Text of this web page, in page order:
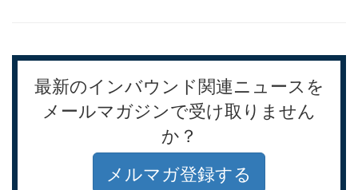
最新のインバウンド関連ニュースを
メールマガジンで受け取りません
か？
メルマガ登録する